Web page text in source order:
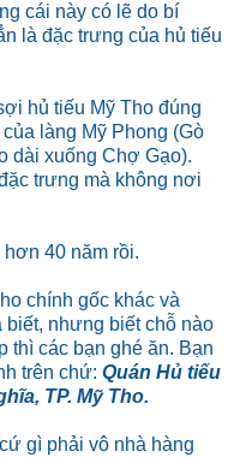
cái này có lẽ do bí
là đặc trưng của hủ tiếu
hủ tiếu Mỹ Tho đúng
làng Mỹ Phong (Gò
dài xuống Chợ Gạo).
trưng mà không nơi
40 năm rồi.
chính gốc khác và
biết, nhưng biết chỗ nào
thì các bạn ghé ăn. Bạn
trên chứ: Quán Hủ tiếu
TP. Mỹ Tho.
gì phải vô nhà hàng